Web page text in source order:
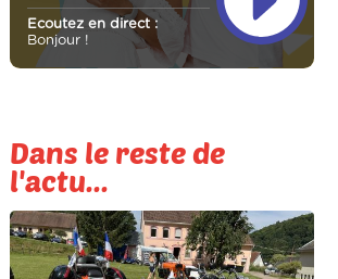
Ecoutez en direct :
Bonjour !
Dans le reste de
l'actu...